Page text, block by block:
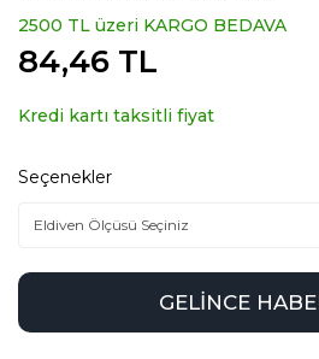
2500 TL üzeri KARGO BEDAVA
84,46 TL
Kredi kartı taksitli fiyat
Seçenekler
GELİNCE